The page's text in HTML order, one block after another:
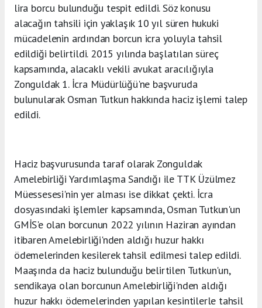
lira borcu bulunduğu tespit edildi. Söz konusu
alacağın tahsili için yaklaşık 10 yıl süren hukuki
mücadelenin ardından borcun icra yoluyla tahsil
edildiği belirtildi. 2015 yılında başlatılan süreç
kapsamında, alacaklı vekili avukat aracılığıyla
Zonguldak 1. İcra Müdürlüğü'ne başvuruda
bulunularak Osman Tutkun hakkında haciz işlemi talep
edildi.
Haciz başvurusunda taraf olarak Zonguldak
Amelebirliği Yardımlaşma Sandığı ile TTK Üzülmez
Müessesesi'nin yer alması ise dikkat çekti. İcra
dosyasındaki işlemler kapsamında, Osman Tutkun'un
GMİS'e olan borcunun 2022 yılının Haziran ayından
itibaren Amelebirliği'nden aldığı huzur hakkı
ödemelerinden kesilerek tahsil edilmesi talep edildi.
Maaşında da haciz bulunduğu belirtilen Tutkun'un,
sendikaya olan borcunun Amelebirliği'nden aldığı
huzur hakkı ödemelerinden yapılan kesintilerle tahsil